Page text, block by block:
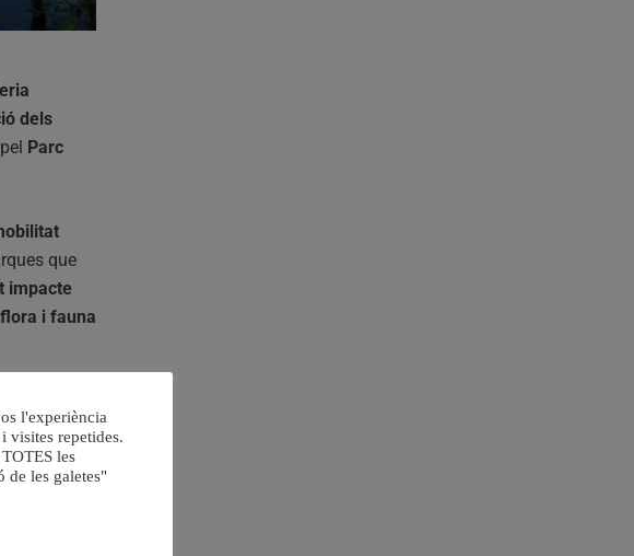
dels
Parc
que
impacte
flora i fauna
explicat
en un
l'experiència
visites repetides.
les
de les galetes"